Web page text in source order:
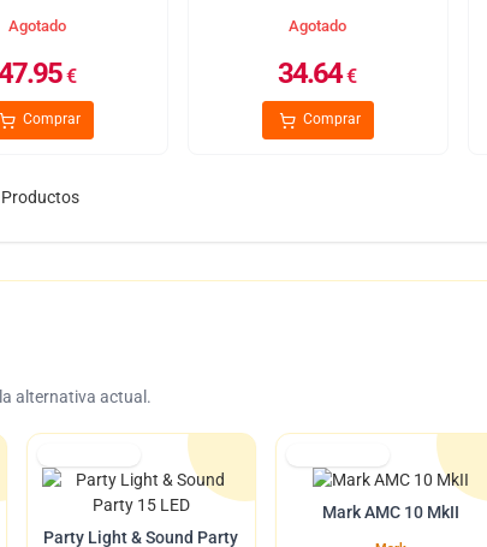
Agotado
€
Comprar
Agotado
34.64€
Comprar
alternativa actual.
Party Light & Sound Party
Mark AMC 10 MkII